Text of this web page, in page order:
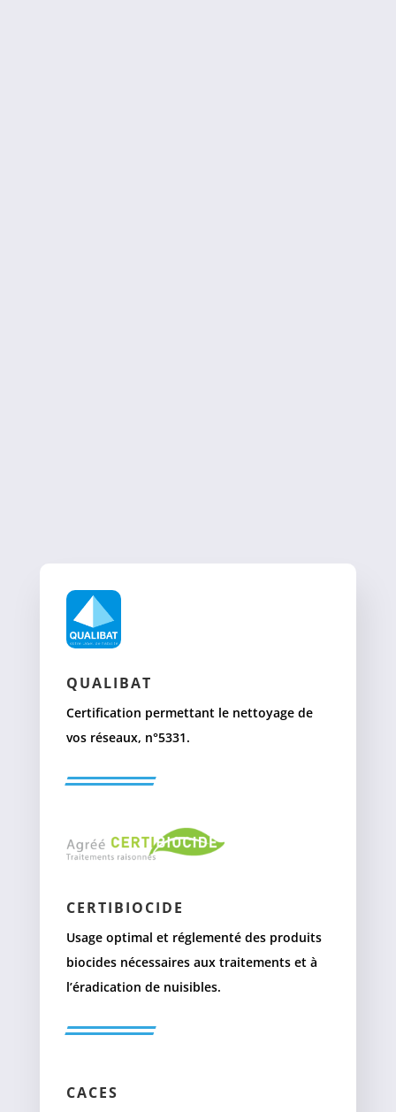
QUALIBAT
Certification permettant le nettoyage de
vos réseaux, n°5331.
CERTIBIOCIDE
Usage optimal et réglementé des produits
biocides nécessaires aux traitements et à
l’éradication de nuisibles.
CACES